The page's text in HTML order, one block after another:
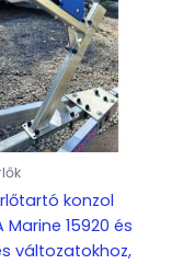
konzol
Marine 15920 és
változatokhoz,